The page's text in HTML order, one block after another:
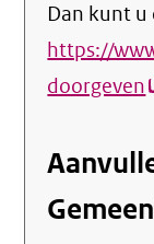
Dan kunt
https://
doorgeven